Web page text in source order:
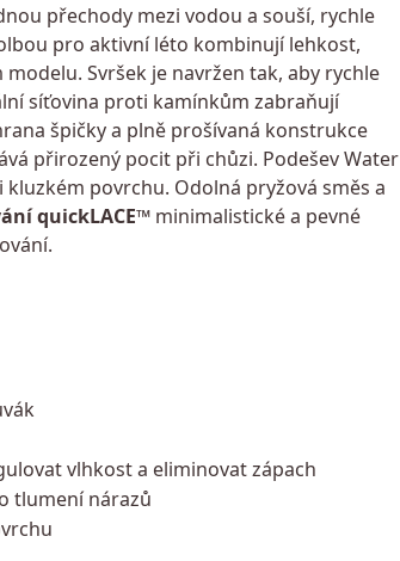
přechody mezi vodou a souší, rychle
pro aktivní léto kombinují lehkost,
Svršek je navržen tak, aby rychle
síťovina proti kamínkům zabraňují
špičky a plně prošívaná konstrukce
přirozený pocit při chůzi. Podešev Water
povrchu. Odolná pryžová směs a
quickLACE™minimalistické a pevné
vlhkost a eliminovat zápach
tlumení nárazů